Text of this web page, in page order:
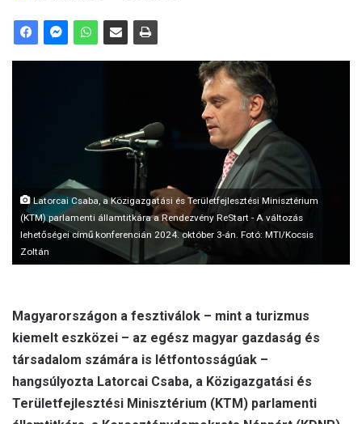
email
Latorcai Csaba, a Közigazgatási és Területfejlesztési Minisztérium
(KTM) parlamenti államtitkára a Rendezvény ReStart - A változás
lehetőségei című konferencián 2024. október 3-án. Fotó: MTI/Kocsis
Zoltán
Magyarországon a fesztiválok – mint a turizmus
kiemelt eszközei – az egész magyar gazdaság és
társadalom számára is létfontosságúak –
hangsúlyozta Latorcai Csaba, a Közigazgatási és
Területfejlesztési Minisztérium (KTM) parlamenti